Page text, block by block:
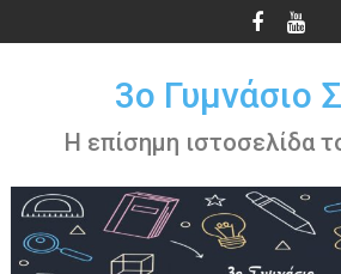
στο
3ο Γυμνάσιο
Η επίσημη ιστοσελίδα